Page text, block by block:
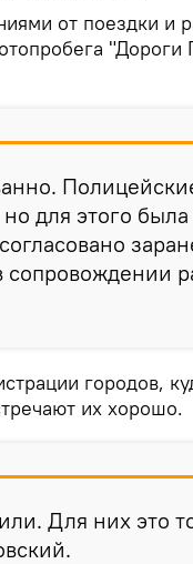
от поездки и
для этого
сопровождении
городов,
их хорошо.
Для них это